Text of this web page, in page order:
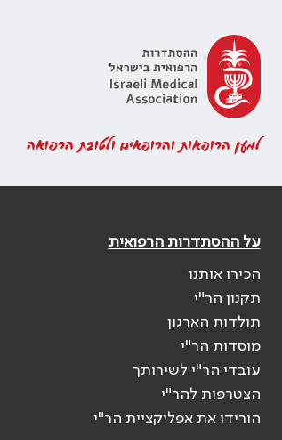
למען הרופאות והרופאים ולטובת הרפואה
על ההסתדרות הרפואית
הכירו אותנו
תקנון הר"י
תולדות הארגון
מוסדות הר"י
עובדי הר"י לשירותך
הצטרפות להר"י
הורידו את אפליקציית הר"י